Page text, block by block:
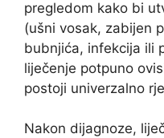
pregledom kako bi
(ušni vosak, zabijen
bubnjića, infekcija ili
liječenje potpuno
postoji univerzalno
Nakon dijagnoze,